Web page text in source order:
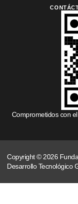
Comprometidos con
Copyright © 2026
Desarrollo Tecnológico